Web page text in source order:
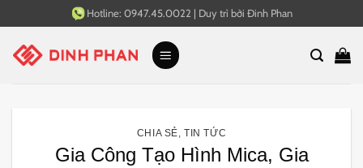
qua
nội
Hotline: 0947.45.0022 | Duy trì bởi Đinh Phan
CHIA SẺ ,TIN TỨC
Gia Công Tạo Hình Mica, Gia